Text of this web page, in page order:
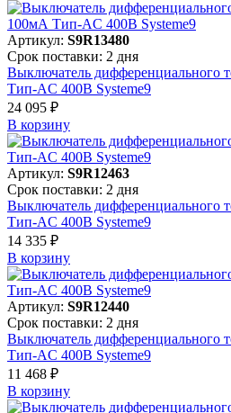
Артикул: S9R13480
Срок поставки: 2 дня
Выключатель дифференциального
Тип-AC 400В Systeme9
24 095 ₽
В корзинy
Артикул: S9R12463
Срок поставки: 2 дня
Выключатель дифференциального
Тип-AC 400В Systeme9
14 335 ₽
В корзинy
Артикул: S9R12440
Срок поставки: 2 дня
Выключатель дифференциального
Тип-AC 400В Systeme9
11 468 ₽
В корзинy